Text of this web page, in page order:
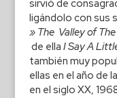
sirvió de
ligándolo con sus
» The Valley of
de ella I Say A
también muy
ellas en el año de
en el siglo XX,